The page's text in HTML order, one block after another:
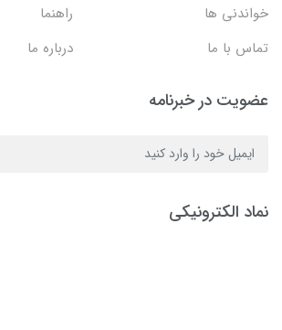
خواندنی ها
راهنما
تماس با ما
درباره ما
عضویت در خبرنامه
نماد الکترونیکی